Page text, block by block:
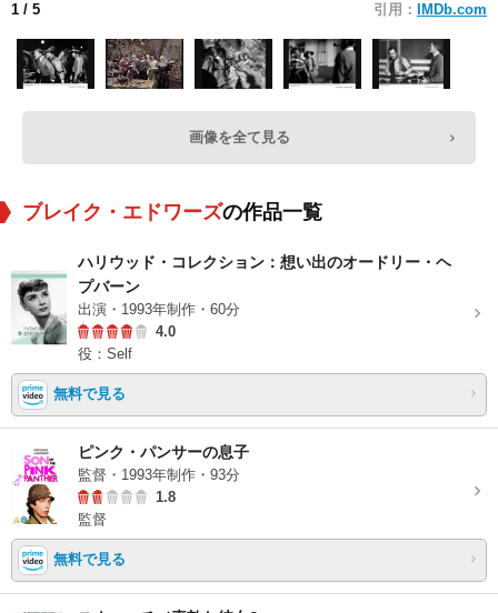
1 / 5 引用： IMDb.com
画像を全て見る
ブレイク・エドワーズの作品一覧
ハリウッド・コレクション：想い出のオードリー・ヘ
プバーン
出演・1993年制作・60分
4.0
役：Self
無料で見る
ピンク・パンサーの息子
監督・1993年制作・93分
1.8
監督
無料で見る